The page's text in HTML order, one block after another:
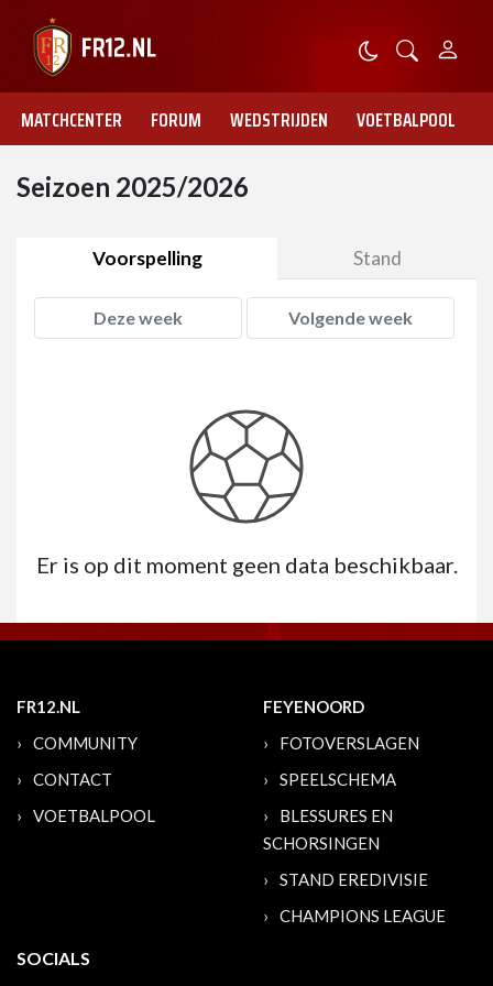
MATCHCENTER FORUM WEDSTRIJDEN VOETBALPOOL
Seizoen 2025/2026
Voorspelling Stand
Deze week Volgende week
Er is op dit moment geen data beschikbaar.
FR12.NL
COMMUNITY
CONTACT
VOETBALPOOL
FEYENOORD
FOTOVERSLAGEN
SPEELSCHEMA
BLESSURES EN
SCHORSINGEN
STAND EREDIVISIE
CHAMPIONS LEAGUE
SOCIALS